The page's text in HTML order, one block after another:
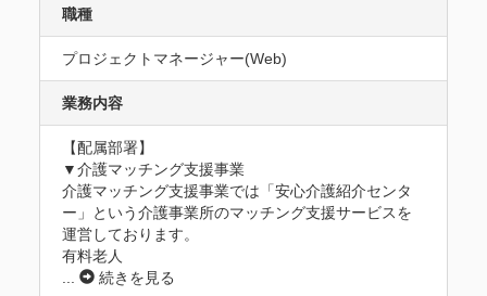
職種
プロジェクトマネージャー(Web)
業務内容
【配属部署】
▼介護マッチング支援事業
介護マッチング支援事業では「安心介護紹介センタ
ー」という介護事業所のマッチング支援サービスを
運営しております。
有料老人
続きを見る